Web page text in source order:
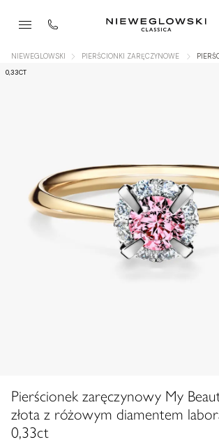
NIEWEGLOWSKI PIERŚCIONKI ZARĘCZYNOWE
0,33CT
Pierścionek zaręczynowy My
złota z różowym diamentem
0,33ct